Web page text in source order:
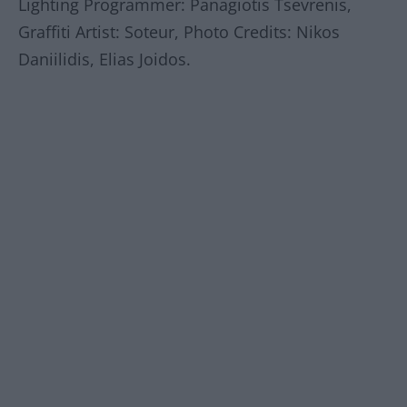
Lighting Programmer: Panagiotis Tsevrenis,
Graffiti Artist: Soteur, Photo Credits: Nikos
Daniilidis, Elias Joidos.